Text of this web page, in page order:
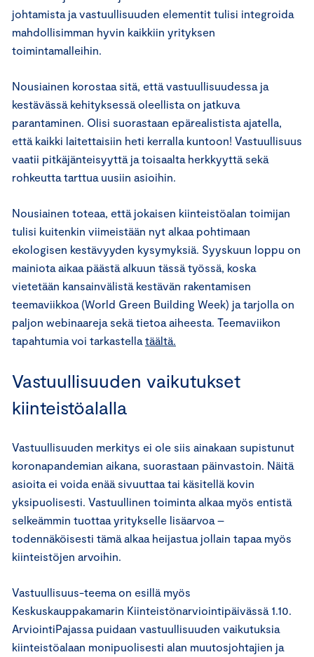
johtamista ja vastuullisuuden elementit tulisi integroida
mahdollisimman hyvin kaikkiin yrityksen
toimintamalleihin.
Nousiainen korostaa sitä, että vastuullisuudessa ja
kestävässä kehityksessä oleellista on jatkuva
parantaminen. Olisi suorastaan epärealistista ajatella,
että kaikki laitettaisiin heti kerralla kuntoon! Vastuullisuus
vaatii pitkäjänteisyyttä ja toisaalta herkkyyttä sekä
rohkeutta tarttua uusiin asioihin.
Nousiainen toteaa, että jokaisen kiinteistöalan toimijan
tulisi kuitenkin viimeistään nyt alkaa pohtimaan
ekologisen kestävyyden kysymyksiä. Syyskuun loppu on
mainiota aikaa päästä alkuun tässä työssä, koska
vietetään kansainvälistä kestävän rakentamisen
teemaviikkoa (World Green Building Week) ja tarjolla on
paljon webinaareja sekä tietoa aiheesta. Teemaviikon
tapahtumia voi tarkastella täältä.
Vastuullisuuden vaikutukset
kiinteistöalalla
Vastuullisuuden merkitys ei ole siis ainakaan supistunut
koronapandemian aikana, suorastaan päinvastoin. Näitä
asioita ei voida enää sivuuttaa tai käsitellä kovin
yksipuolisesti. Vastuullinen toiminta alkaa myös entistä
selkeämmin tuottaa yritykselle lisäarvoa –
todennäköisesti tämä alkaa heijastua jollain tapaa myös
kiinteistöjen arvoihin.
Vastuullisuus-teema on esillä myös
Keskuskauppakamarin Kiinteistönarviointipäivässä 1.10.
ArviointiPajassa puidaan vastuullisuuden vaikutuksia
kiinteistöalaan monipuolisesti alan muutosjohtajien ja